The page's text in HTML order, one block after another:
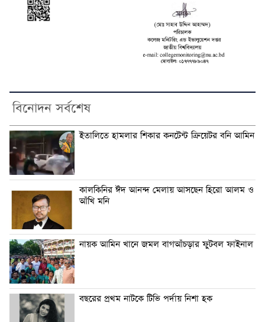
বিনোদন সর্বশেষ
ইতালিতে হামলার শিকার কনটেন্ট ক্রিয়েটর বনি আমিন
কালকিনির ঈদ আনন্দ মেলায় আসছেন হিরো আলম ও
আঁখি মনি
নায়ক আমিন খানে জমল বাগআঁচড়ার ফুটবল ফাইনাল
বছরের প্রথম নাটকে টিভি পর্দায় নিশা হক